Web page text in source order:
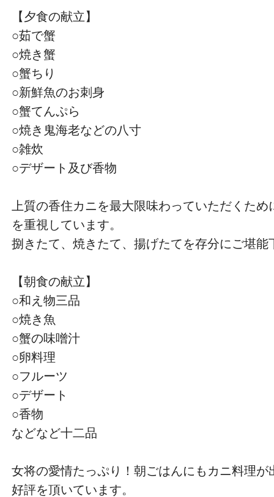
【夕食の献立】
○茹で蟹
○焼き蟹
○蟹ちり
○新鮮魚のお刺身
○蟹てんぷら
○焼き鬼海老などの八寸
○雑炊
○デザート及び香物
上質の香住カニを最大限味わっていただくた
を重視しています。
捌きたて、焼きたて、揚げたてを存分にご堪能
【朝食の献立】
○和え物三品
○焼き魚
○蟹の味噌汁
○卵料理
○フルーツ
○デザート
○香物
などなど十二品
女将の愛情たっぷり！朝ごはんにもカニ料理が
好評を頂いています。